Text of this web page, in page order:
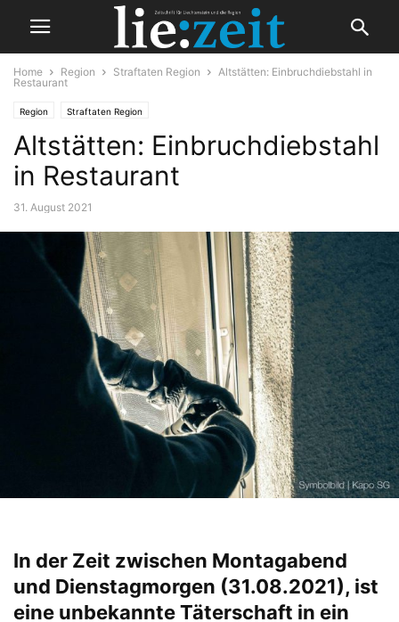
Home Region Straftaten Region
Altstätten: Einbruchdiebstahl in
Restaurant
Region Straftaten Region
Altstätten: Einbruchdiebstahl
in Restaurant
31. August 2021
In der Zeit zwischen Montagabend
und Dienstagmorgen (31.08.2021), ist
eine unbekannte Täterschaft in ein